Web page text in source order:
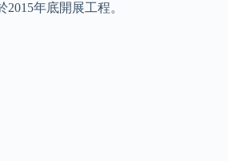
年底開展工程。